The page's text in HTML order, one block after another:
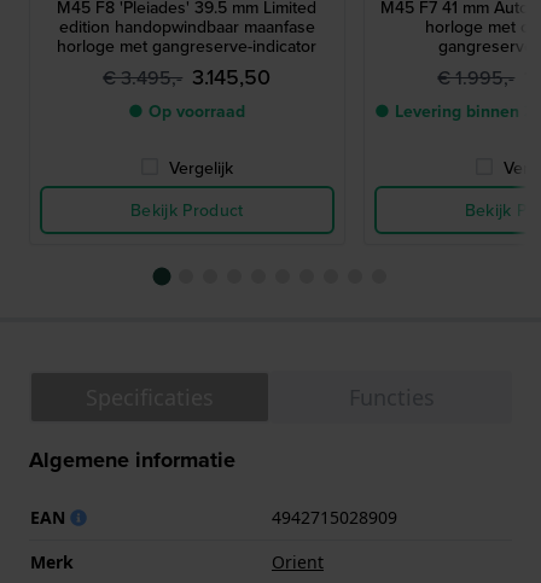
M45 F8 'Pleiades' 39.5 mm Limited
edition handopwindbaar maanfase
horloge met gangreserve-indicator
€ 3.495,- 3.145,50
● Op voorraad
Vergelijk
Bekijk Product
M45 F7 41 mm
horloge met
€ 1.995,-
● Levering binnen 3
Bekijk
Algemene informatie
EAN
4942715028909
Merk
Orient